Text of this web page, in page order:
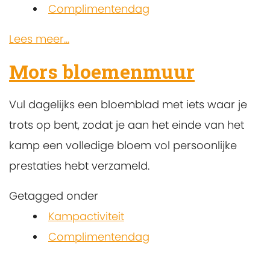
Complimentendag
Lees meer...
Mors bloemenmuur
Vul dagelijks een bloemblad met iets waar je
trots op bent, zodat je aan het einde van het
kamp een volledige bloem vol persoonlijke
prestaties hebt verzameld.
Getagged onder
Kampactiviteit
Complimentendag